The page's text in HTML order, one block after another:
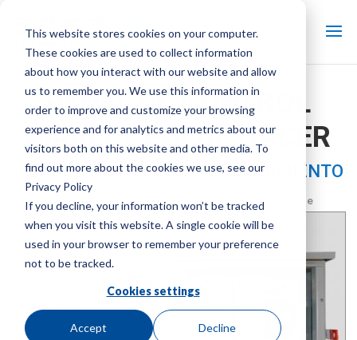
This website stores cookies on your computer.
These cookies are used to collect information
about how you interact with our website and allow
us to remember you. We use this information in
order to improve and customize your browsing
experience and for analytics and metrics about our
visitors both on this website and other media. To
find out more about the cookies we use, see our
Privacy Policy
If you decline, your information won’t be tracked
when you visit this website. A single cookie will be
used in your browser to remember your preference
not to be tracked.
Cookies settings
Accept Decline
PANEL DE CONTROL
MARLEY PUEDE HACER
PIEZAS DE LA TORRE DE ENFRIAMIENTO
Marca: Marley | Tipo de producto:
Controles de la torre de
enfriamiento